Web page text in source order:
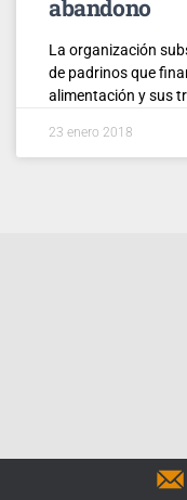
abandono
La organización
de padrinos que
alimentación y sus
23 enero 2018